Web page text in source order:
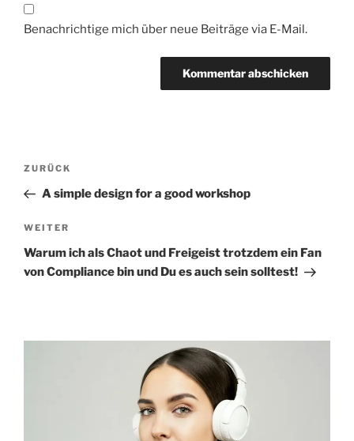
Benachrichtige mich über neue Beiträge via E-Mail.
Beitragsnavigation
Vorheriger
Beitrag
ZURÜCK
A simple design for a good workshop
Nächster
Beitrag
WEITER
Warum ich als Chaot und Freigeist trotzdem ein Fan
von Compliance bin und Du es auch sein solltest!